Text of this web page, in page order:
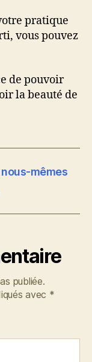
pratique
vous pouvez
de pouvoir
la beauté de
mêmes
publiée.
avec *